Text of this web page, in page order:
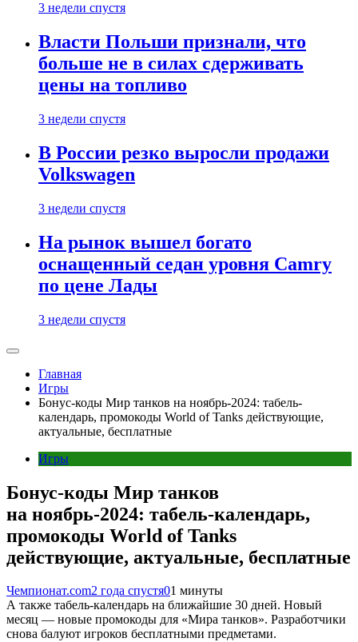
3 недели спустя
Власти Польши признали, что
больше не в силах сдерживать
цены на топливо
3 недели спустя
В России резко выросли продажи
Volkswagen
3 недели спустя
На рынок вышел богато
оснащенный седан уровня Camry
по цене Лады
3 недели спустя
Главная
Игры
Бонус-коды Мир танков на ноябрь-2024: табель-
календарь, промокоды World of Tanks действующие,
актуальные, бесплатные
Игры
Бонус-коды Мир танков
на ноябрь-2024: табель-календарь,
промокоды World of Tanks
действующие, актуальные, бесплатные
Чемпионат.com2 года спустя01 минуты
А также табель-календарь на ближайшие 30 дней. Новый
месяц — новые промокоды для «Мира танков». Разработчики
снова балуют игроков бесплатными предметами.